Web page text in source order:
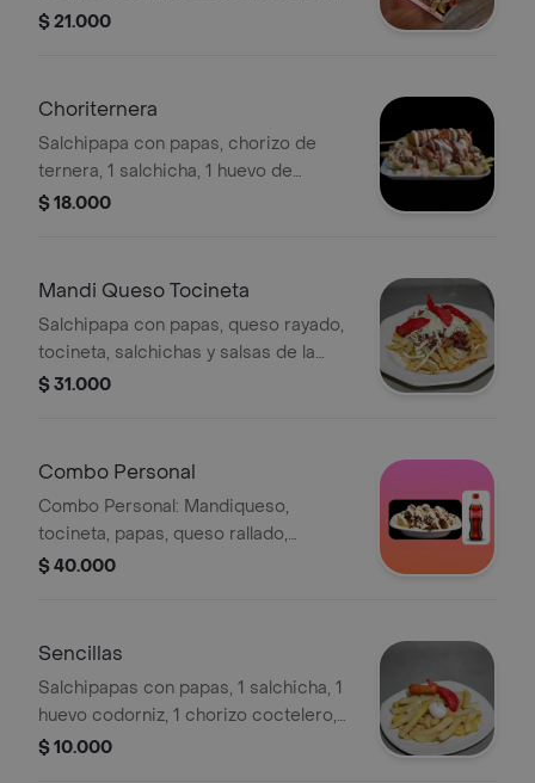
casa.
$ 21.000
Choriternera
Salchipapa con papas, chorizo de
ternera, 1 salchicha, 1 huevo de
codorniz, salsas de la casa.
$ 18.000
Mandi Queso Tocineta
Salchipapa con papas, queso rayado,
tocineta, salchichas y salsas de la
casa.
$ 31.000
Combo Personal
Combo Personal: Mandiqueso,
tocineta, papas, queso rallado,
salchichas, salsas de la casa y Coca-
$ 40.000
Sencillas
Salchipapas con papas, 1 salchicha, 1
huevo codorniz, 1 chorizo coctelero,
salsas de la casa.
$ 10.000